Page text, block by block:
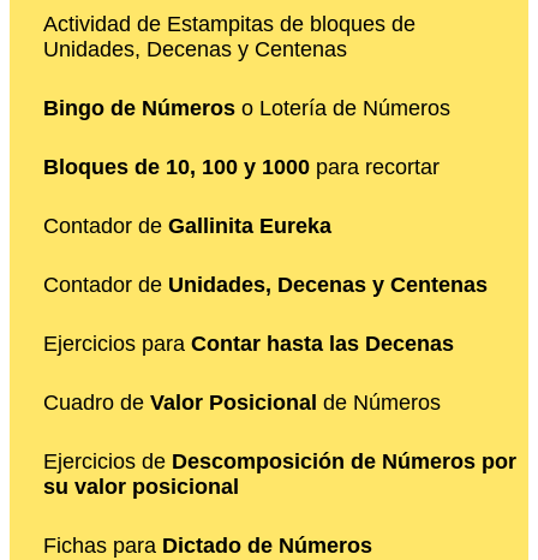
Actividad de Estampitas de bloques de
Unidades, Decenas y Centenas
Bingo de Números o Lotería de Números
Bloques de 10, 100 y 1000 para recortar
Contador de Gallinita Eureka
Contador de Unidades, Decenas y Centenas
Ejercicios para Contar hasta las Decenas
Cuadro de Valor Posicional de Números
Ejercicios de Descomposición de Números por
su valor posicional
Fichas para Dictado de Números